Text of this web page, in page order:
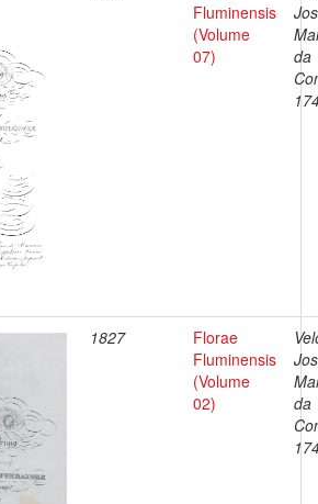
Fluminensis
(Volume
07)
da
1827
Florae
Fluminensis
(Volume
02)
da